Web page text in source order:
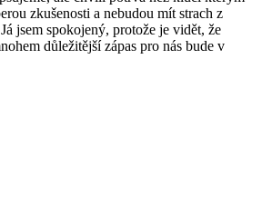
zkušenosti a nebudou mít strach z
jsem spokojený, protože je vidět, že
důležitější zápas pro nás bude v